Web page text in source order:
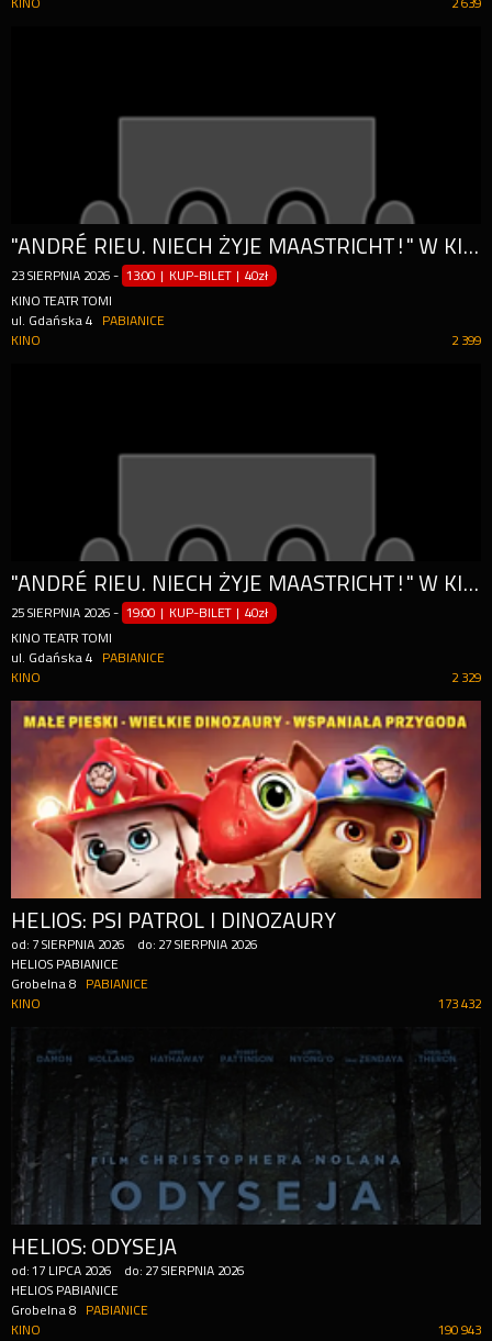
2 639
KINO
"ANDRÉ RIEU. NIECH ŻYJE MAASTRICHT!" W KINIE TOMI!
23 SIERPNIA 2026 - 13:00 | KUP-BILET |40zł
KINO TEATR TOMI
ul. Gdańska 4
PABIANICE
2 399
KINO
"ANDRÉ RIEU. NIECH ŻYJE MAASTRICHT!" W KINIE TOMI!
25 SIERPNIA 2026 - 19:00 | KUP-BILET |40zł
KINO TEATR TOMI
ul. Gdańska 4
PABIANICE
2 329
KINO
HELIOS: PSI PATROL I DINOZAURY
od: 7 SIERPNIA 2026 do: 27 SIERPNIA 2026
HELIOS PABIANICE
Grobelna 8
PABIANICE
173 432
KINO
HELIOS: ODYSEJA
od:17 LIPCA 2026 do: 27 SIERPNIA 2026
HELIOS PABIANICE
Grobelna 8
PABIANICE
190 943
KINO